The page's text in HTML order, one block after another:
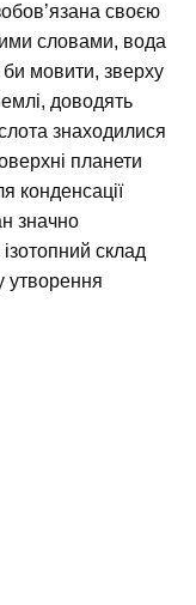
своєю
словами, вода
би мовити, зверху
доводять
знаходилися
планети
конденсації
значно
склад
утворення